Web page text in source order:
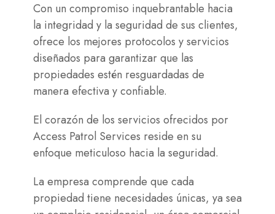
Con un compromiso inquebrantable hacia
la integridad y la seguridad de sus clientes,
ofrece los mejores protocolos y servicios
diseñados para garantizar que las
propiedades estén resguardadas de
manera efectiva y confiable.
El corazón de los servicios ofrecidos por
Access Patrol Services reside en su
enfoque meticuloso hacia la seguridad.
La empresa comprende que cada
propiedad tiene necesidades únicas, ya sea